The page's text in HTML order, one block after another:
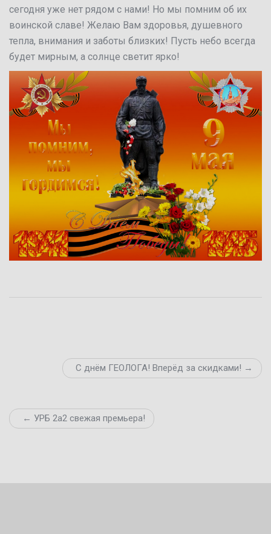
сегодня уже нет рядом с нами! Но мы помним об их
воинской славе! Желаю Вам здоровья, душевного
тепла, внимания и заботы близких! Пусть небо всегда
будет мирным, а солнце светит ярко!
С днём ГЕОЛОГА! Вперёд за скидками! →
← УРБ 2а2 свежая премьера!